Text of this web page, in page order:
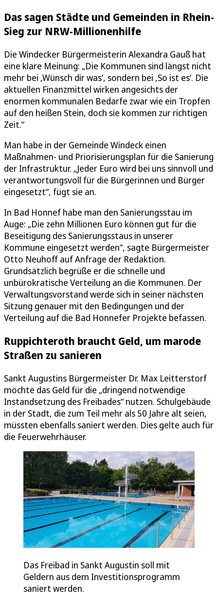
Das sagen Städte und Gemeinden in Rhein-
Sieg zur NRW-Millionenhilfe
Die Windecker Bürgermeisterin Alexandra Gauß hat
eine klare Meinung: „Die Kommunen sind längst nicht
mehr bei ‚Wünsch dir was‘, sondern bei ‚So ist es‘. Die
aktuellen Finanzmittel wirken angesichts der
enormen kommunalen Bedarfe zwar wie ein Tropfen
auf den heißen Stein, doch sie kommen zur richtigen
Zeit.“
Man habe in der Gemeinde Windeck einen
Maßnahmen- und Priorisierungsplan für die Sanierung
der Infrastruktur. „Jeder Euro wird bei uns sinnvoll und
verantwortungsvoll für die Bürgerinnen und Bürger
eingesetzt“, fügt sie an.
In Bad Honnef habe man den Sanierungsstau im
Auge: „Die zehn Millionen Euro können gut für die
Beseitigung des Sanierungsstaus in unserer
Kommune eingesetzt werden“, sagte Bürgermeister
Otto Neuhoff auf Anfrage der Redaktion.
Grundsätzlich begrüße er die schnelle und
unbürokratische Verteilung an die Kommunen. Der
Verwaltungsvorstand werde sich in seiner nächsten
Sitzung genauer mit den Bedingungen und der
Verteilung auf die Bad Honnefer Projekte befassen.
Ruppichteroth braucht Geld, um marode
Straßen zu sanieren
Sankt Augustins Bürgermeister Dr. Max Leitterstorf
möchte das Geld für die „dringend notwendige
Instandsetzung des Freibades“ nutzen. Schulgebäude
in der Stadt, die zum Teil mehr als 50 Jahre alt seien,
müssten ebenfalls saniert werden. Dies gelte auch für
die Feuerwehrhäuser.
Das Freibad in Sankt Augustin soll mit
Geldern aus dem Investitionsprogramm
saniert werden.